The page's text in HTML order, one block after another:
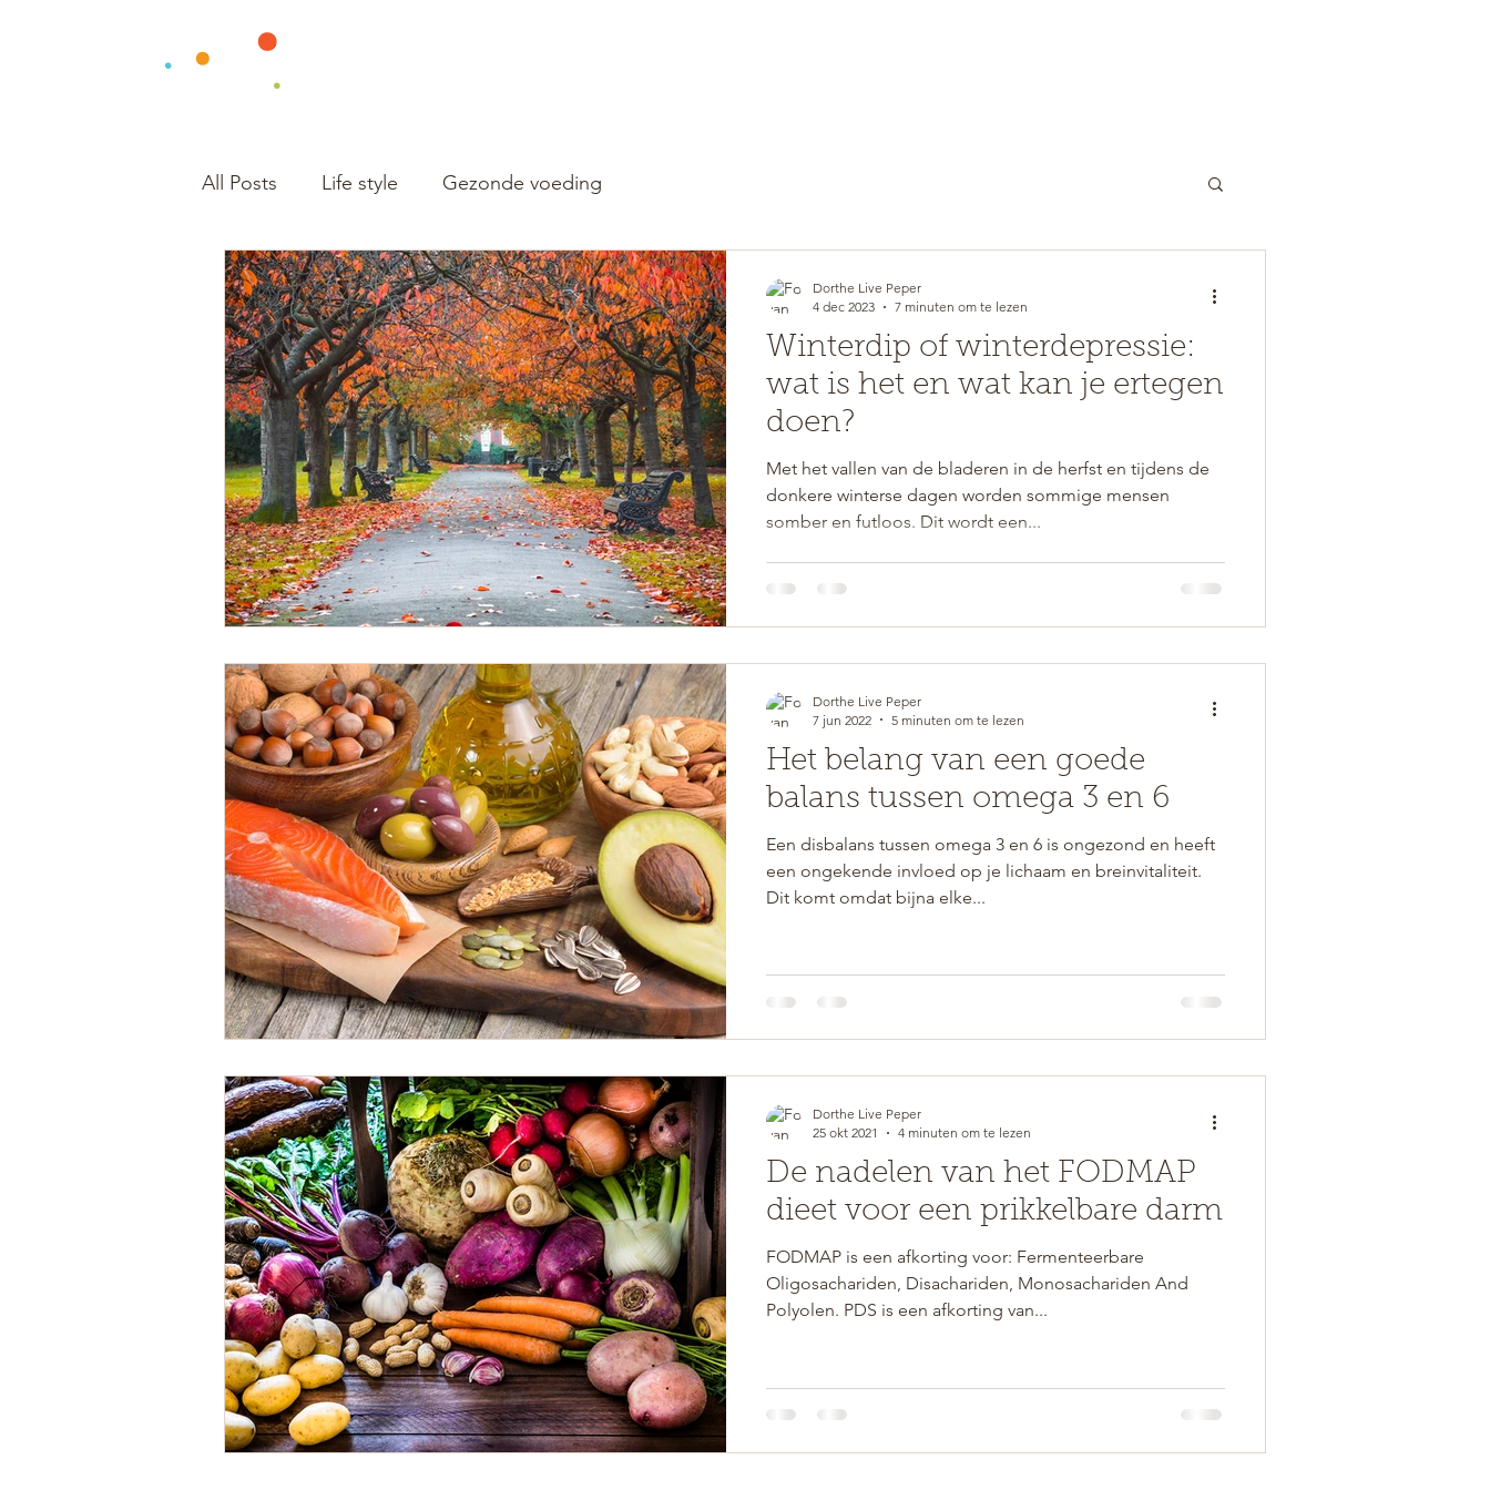
All Posts Life style Gezonde voeding
Winterdip of winterdepressie:
wat is het en wat kan je ertegen
doen?
Met het vallen van de bladeren in de herfst en tijdens de
donkere winterse dagen worden sommige mensen
somber en futloos. Dit wordt een...
Dorthe Live Peper
4 dec 2023
7 minuten om te lezen
Het belang van een goede
balans tussen omega 3 en 6
Een disbalans tussen omega 3 en 6 is ongezond en heeft
een ongekende invloed op je lichaam en breinvitaliteit.
Dit komt omdat bijna elke...
Dorthe Live Peper
7 jun 2022
5 minuten om te lezen
De nadelen van het FODMAP
dieet voor een prikkelbare darm
FODMAP is een afkorting voor: Fermenteerbare
Oligosachariden, Disachariden, Monosachariden And
Polyolen. PDS is een afkorting van...
Dorthe Live Peper
25 okt 2021
4 minuten om te lezen